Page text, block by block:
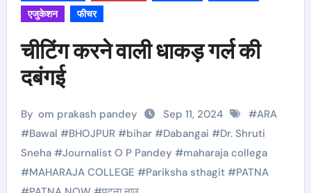
एजुकेशन
फीचर
चीटिंग करने वाली धाकड़ गर्ल की
दबंगई
By om prakash pandey Sep 11, 2024 #ARA
#Bawal #BHOJPUR#bihar#Dabangai #Dr. Shruti
Sneha#Journalist O P Pandey #maharaja collega
#MAHARAJA COLLEGE #Pariksha sthagit#PATNA